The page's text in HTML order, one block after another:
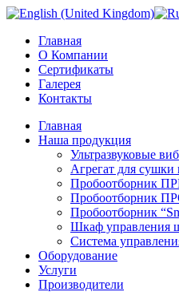
Главная
О Компании
Сертификаты
Галерея
Контакты
Главная
Наша продукция
Ультразвуковые
Агрегат для сушки
Пробоотборник
Пробоотборник
Пробоотборник
Шкаф управления
Система
Оборудование
Услуги
Производители